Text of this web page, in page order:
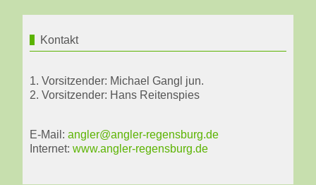
Kontakt
1. Vorsitzender: Michael Gangl jun.
2. Vorsitzender: Hans Reitenspies
E-Mail: angler@angler-regensburg.de
Internet: www.angler-regensburg.de